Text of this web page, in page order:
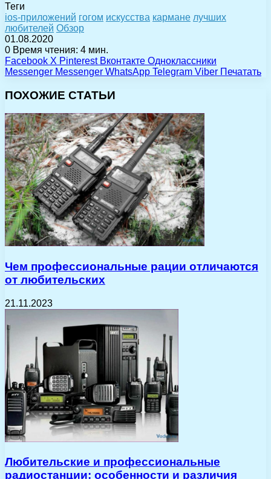
Теги
ios-приложений гогом искусства кармане лучших
любителей Обзор
01.08.2020
0 Время чтения: 4 мин.
Facebook X Pinterest Вконтакте Одноклассники
Messenger Messenger WhatsApp Telegram Viber Печатать
ПОХОЖИЕ СТАТЬИ
Чем профессиональные рации отличаются
от любительских
21.11.2023
Любительские и профессиональные
радиостанции: особенности и различия